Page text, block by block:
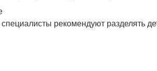
рекомендуют разделять